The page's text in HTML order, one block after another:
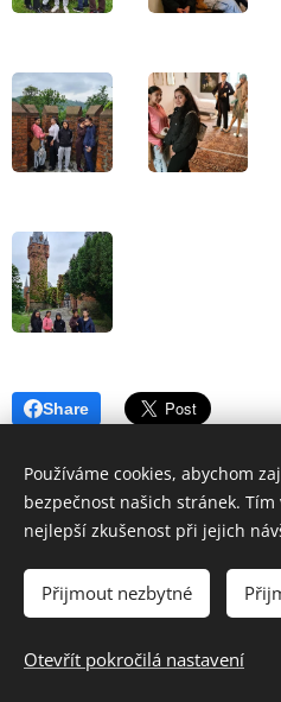
Share
Základní škola a Mateřská škola
příspěvková
Používáme cookies, abychom
bezpečnost našich stránek.
nejlepší zkušenost při jejich
Přijmout nezbytné
Otevřít pokročilá nastavení